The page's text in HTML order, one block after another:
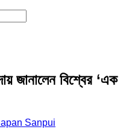
জানালেন বিশ্বের ‘এক
Sanpui